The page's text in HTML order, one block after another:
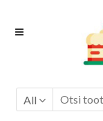
Skip
Skip
All